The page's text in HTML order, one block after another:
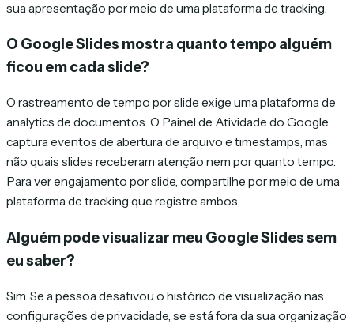
sua apresentação por meio de uma plataforma de tracking.
O Google Slides mostra quanto tempo alguém
ficou em cada slide?
O rastreamento de tempo por slide exige uma plataforma de
analytics de documentos. O Painel de Atividade do Google
captura eventos de abertura de arquivo e timestamps, mas
não quais slides receberam atenção nem por quanto tempo.
Para ver engajamento por slide, compartilhe por meio de uma
plataforma de tracking que registre ambos.
Alguém pode visualizar meu Google Slides sem
eu saber?
Sim. Se a pessoa desativou o histórico de visualização nas
configurações de privacidade, se está fora da sua organização